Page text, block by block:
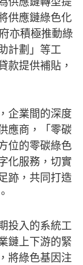
供應鏈綠色化
亦積極推動綠
計劃」等工
款提供補貼，
業間的深度
應商，「零碳
位的零碳綠色
化服務，切實
跡，共同打造
入的系統工
鏈上下游的緊
將綠色基因注